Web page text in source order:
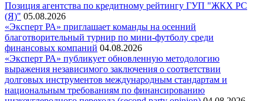
Позиция агентства по кредитному рейтингу ГУП "ЖКХ РС
(Я)" 05.08.2026
«Эксперт РА» приглашает команды на осенний
благотворительный турнир по мини-футболу среди
финансовых компаний 04.08.2026
«Эксперт РА» публикует обновленную методологию
выражения независимого заключения о соответствии
долговых инструментов международным стандартам и
национальным требованиям по финансированию